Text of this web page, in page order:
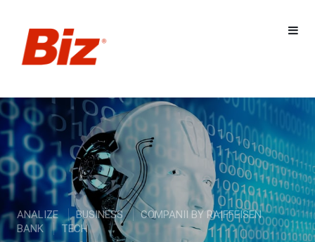
ANALIZE BUSINESS
COMPANII BY RAIFFEISEN
BANK
TECH